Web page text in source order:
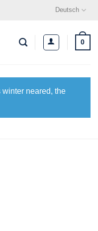
Deutsch
0
winter neared, the